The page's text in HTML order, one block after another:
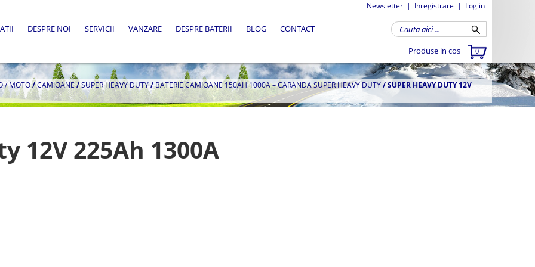
Newsletter | Inregistrare | Log in
Produse in cos 0
DESPRE NOI SERVICII VANZARE DESPRE BATERII BLOG CONTACT
/ MOTO/CAMIOANE/SUPER HEAVY DUTY/BATERIE CAMIOANE 150AH 1000A – CARANDA SUPER HEAVY DUTY/SUPER HEAVY DUTY 12V
12V 225Ah 1300A